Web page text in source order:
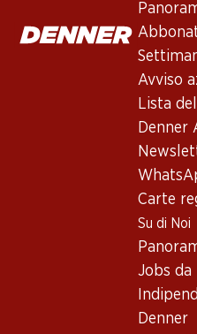
Avviso
Lista
Denner
Carte
Su di Noi
Jobs da
Denner
Giallo oro. Profumi di pasta
matura. Nel corpo appare